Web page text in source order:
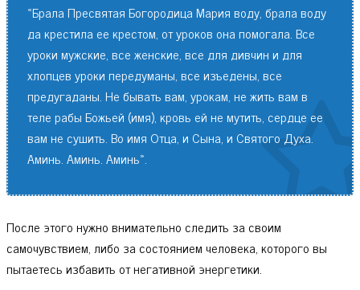
«Брала Пресвятая Богородица Мария воду, брала воду
да крестила ее крестом, от уроков она помогала. Все
уроки мужские, все женские, все для дивчин и для
хлопцев уроки передуманы, все изъедены, все
предугаданы. Не бывать вам, урокам, не жить вам в
теле рабы Божьей (имя), кровь ей не мутить, сердце ее
вам не сушить. Во имя Отца, и Сына, и Святого Духа.
Аминь. Аминь. Аминь».
После этого нужно внимательно следить за своим
самочувствием, либо за состоянием человека, которого вы
пытаетесь избавить от негативной энергетики.